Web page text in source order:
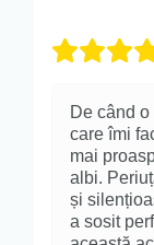
De când
care îmi
mai
albi.
și
a sosit